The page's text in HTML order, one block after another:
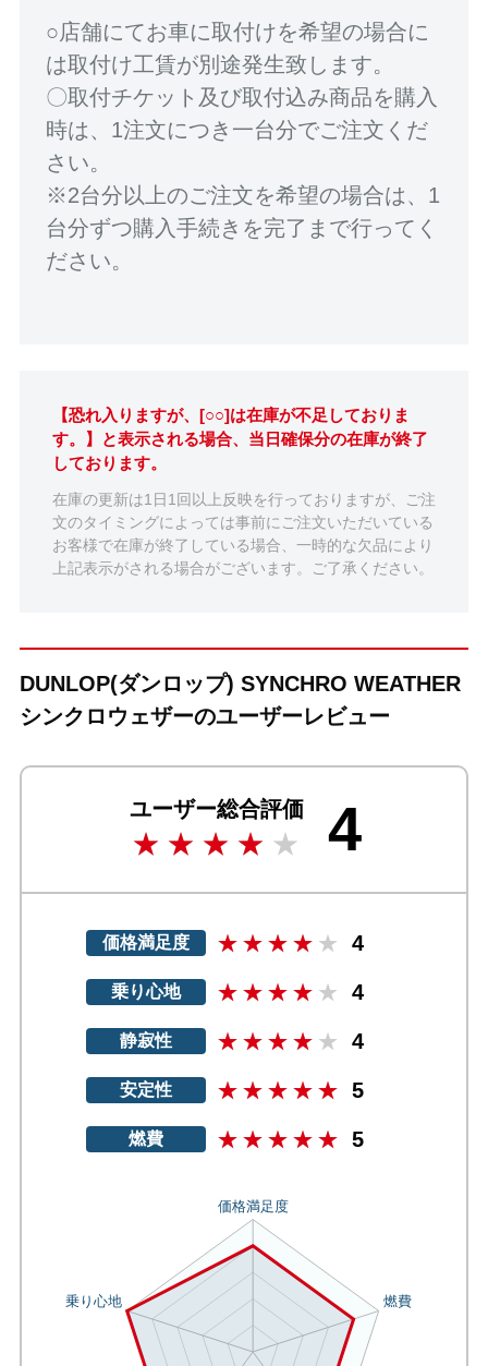
○店舗にてお車に取付けを希望の場合に
は取付け工賃が別途発生致します。
〇取付チケット及び取付込み商品を購入
時は、1注文につき一台分でご注文くだ
さい。
※2台分以上のご注文を希望の場合は、1
台分ずつ購入手続きを完了まで行ってく
ださい。
【恐れ入りますが、[○○]は在庫が不足しておりま
す。】と表示される場合、当日確保分の在庫が終了
しております。
在庫の更新は1日1回以上反映を行っておりますが、ご注
文のタイミングによっては事前にご注文いただいている
お客様で在庫が終了している場合、一時的な欠品により
上記表示がされる場合がございます。ご了承ください。
DUNLOP(ダンロップ) SYNCHRO WEATHER
シンクロウェザーのユーザーレビュー
ユーザー総合評価 4
価格満足度 4
乗り心地 4
静寂性 4
安定性 5
燃費 5